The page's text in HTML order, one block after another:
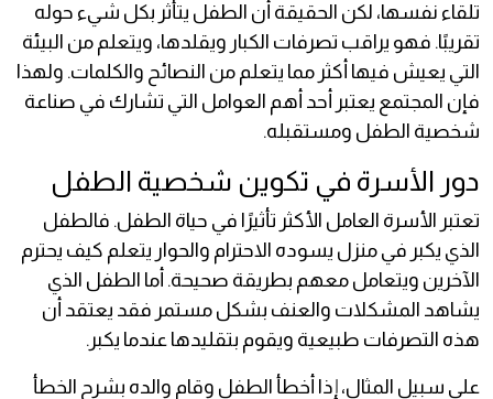
تلقاء نفسها، لكن الحقيقة أن الطفل يتأثر بكل شيء حوله
تقريبًا. فهو يراقب تصرفات الكبار ويقلدها، ويتعلم من البيئة
التي يعيش فيها أكثر مما يتعلم من النصائح والكلمات. ولهذا
فإن المجتمع يعتبر أحد أهم العوامل التي تشارك في صناعة
شخصية الطفل ومستقبله.
دور الأسرة في تكوين شخصية الطفل
تعتبر الأسرة العامل الأكثر تأثيرًا في حياة الطفل. فالطفل
الذي يكبر في منزل يسوده الاحترام والحوار يتعلم كيف يحترم
الآخرين ويتعامل معهم بطريقة صحيحة. أما الطفل الذي
يشاهد المشكلات والعنف بشكل مستمر فقد يعتقد أن
هذه التصرفات طبيعية ويقوم بتقليدها عندما يكبر.
على سبيل المثال، إذا أخطأ الطفل وقام والده بشرح الخطأ